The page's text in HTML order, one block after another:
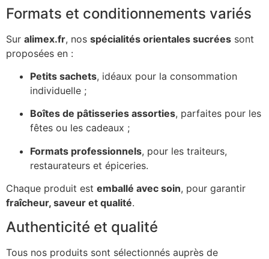
Formats et conditionnements variés
Sur alimex.fr, nos spécialités orientales sucrées sont
proposées en :
Petits sachets, idéaux pour la consommation
individuelle ;
Boîtes de pâtisseries assorties, parfaites pour les
fêtes ou les cadeaux ;
Formats professionnels, pour les traiteurs,
restaurateurs et épiceries.
Chaque produit est emballé avec soin, pour garantir
fraîcheur, saveur et qualité.
Authenticité et qualité
Tous nos produits sont sélectionnés auprès de